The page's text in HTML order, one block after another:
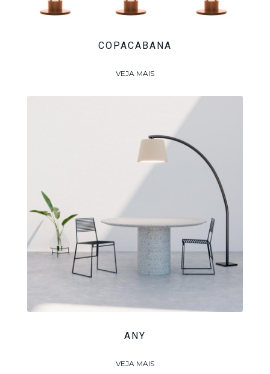
COPACABANA
VEJA MAIS
ANY
VEJA MAIS